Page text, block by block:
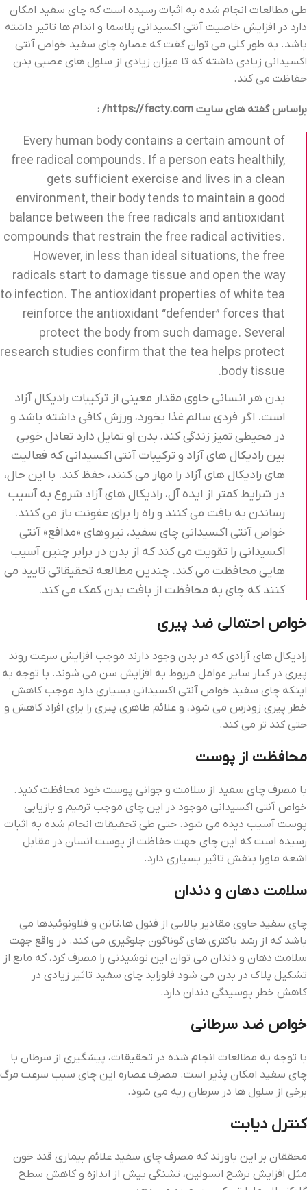
طی مطالعات انجام شده به اثبات رسیده است که چای سفید امکان
دارد در افزایش خاصیت آنتی اکسیدانی پلاسما و اندام ‌ها تاثیر داشته
باشد. به طور کلی می‌ توان گفت که عصاره چای سفید خواص آنتی
اکسیدانی زیادی داشته که تا میزان زیادی از سلول ‌های عصبی بدن
حفاظت می‌ کند.
براساس گفته های سایت https://facty.com/ :
Every human body contains a certain amount of
free radical compounds. If a person eats healthily,
gets sufficient exercise and lives in a clean
environment, their body tends to maintain a good
balance between the free radicals and antioxidant
compounds that restrain the free radical activities.
However, in less than ideal situations, the free
radicals start to damage tissue and open the way
to infection. The antioxidant properties of white tea
reinforce the antioxidant “defender” forces that
protect the body from such damage. Several
research studies confirm that the tea helps protect
body tissue.
بدن هر انسانی حاوی مقدار معینی از ترکیبات رادیکال آزاد
است. اگر فردی سالم غذا بخورد، ورزش کافی داشته باشد و
در محیطی تمیز زندگی کند، بدن او تمایل دارد تعادل خوبی
بین رادیکال های آزاد و ترکیبات آنتی اکسیدانی که فعالیت
های رادیکال های آزاد را مهار می کنند، حفظ کند. با این حال،
در شرایط کمتر از ایده آل، رادیکال های آزاد شروع به آسیب
رساندن به بافت می کنند و راه را برای عفونت باز می کنند.
خواص آنتی اکسیدانی چای سفید، نیروهای «مدافع» آنتی
اکسیدانی را تقویت می کند که از بدن در برابر چنین آسیب
هایی محافظت می کند. چندین مطالعه تحقیقاتی تایید می
کنند که چای به محافظت از بافت بدن کمک می کند.
خواص احتمالی ضد پیری
رادیکال‌ های آزادی که در بدن وجود دارند موجب افزایش سرعت روند
پیری در کنار سایر عوامل مربوط به افزایش سن می شوند. با توجه به
اینکه چای سفید خواص آنتی اکسیدانی بسیاری دارد موجب کاهش
خطر پیری زودرس می ‌شود، و علائم ظاهری پیری را برای افراد کاهش و
حتی کند تر می‌ کند.
محافظت از پوست
با مصرف چای سفید از سلامت و جوانی پوست خود محافظت کنید.
خواص آنتی اکسیدانی موجود در این چای موجب ترمیم و بازیابی
پوست آسیب دیده می‌ شود. حتی طی تحقیقات انجام شده به اثبات
رسیده است که این چای جهت حفاظت از پوست انسان در مقابل
اشعه ماورا بنفش تاثیر بسیاری دارد.
سلامت دهان و دندان
چای سفید حاوی مقادیر بالایی از فنول‌ ها،تانن و فلاونوئیدها می‌
باشد که از رشد باکتری ‌های گوناگون جلوگیری می ‌کند. در واقع جهت
سلامت دهان و دندان می‌ توان این نوشیدنی را مصرف کرد، که مانع از
تشکیل پلاک در بدن می ‌شود فلوراید چای سفید تاثیر زیادی در
کاهش خطر پوسیدگی دندان دارد.
خواص ضد سرطانی
با توجه به مطالعات انجام شده در تحقیقات، پیشگیری از سرطان با
چای سفید امکان پذیر است. مصرف عصاره این چای سبب سرعت مرگ
برخی از سلول ‌ها در سرطان ریه می‌ شود.
کنترل دیابت
محققان بر این باورند که مصرف چای سفید علائم بیماری قند خون
مثل افزایش ترشح انسولین، تشنگی بیش از اندازه و کاهش سطح